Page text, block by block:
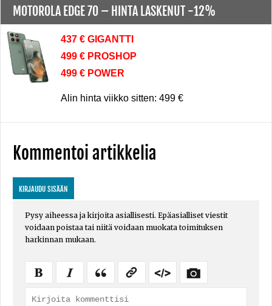
MOTOROLA EDGE 70 – HINTA LASKENUT -12%
437 € GIGANTTI
499 € PROSHOP
499 € POWER
Alin hinta viikko sitten: 499 €
Kommentoi artikkelia
KIRJAUDU SISÄÄN
Pysy aiheessa ja kirjoita asiallisesti. Epäasialliset viestit
voidaan poistaa tai niitä voidaan muokata toimituksen
harkinnan mukaan.